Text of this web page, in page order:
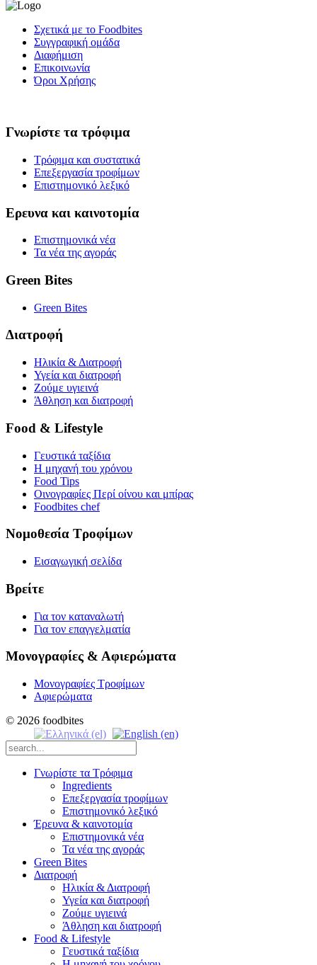
Σχετικά με το Foodbites
Συγγραφική ομάδα
Διαφήμιση
Επικοινωνία
Όροι Χρήσης
Γνωρίστε τα τρόφιμα
Τρόφιμα και συστατικά
Επεξεργασία τροφίμων
Επιστημονικό λεξικό
Ερευνα και καινοτομία
Επιστημονικά νέα
Τα νέα της αγοράς
Green Bites
Green Bites
Διατροφή
Ηλικία & Διατροφή
Υγεία και διατροφή
Ζούμε υγιεινά
Άθληση και διατροφή
Food & Lifestyle
Γευστικά ταξίδια
Η μηχανή του χρόνου
Food Tips
Οινογραφίες Περί οίνου και μπίρας
Foodbites chef
Νομοθεσία Τροφίμων
Εισαγωγική σελίδα
Βρείτε
Για τον καταναλωτή
Για τον επαγγελματία
Μονογραφίες & Αφιερώματα
Μονογραφίες Τροφίμων
Αφιερώματα
© 2026 foodbites
Γνωρίστε τα Τρόφιμα
Ingredients
Επεξεργασία τροφίμων
Επιστημονικό λεξικό
Έρευνα & καινοτομία
Επιστημονικά νέα
Τα νέα της αγοράς
Green Bites
Διατροφή
Ηλικία & Διατροφή
Υγεία και διατροφή
Ζούμε υγιεινά
Άθληση και διατροφή
Food & Lifestyle
Γευστικά ταξίδια